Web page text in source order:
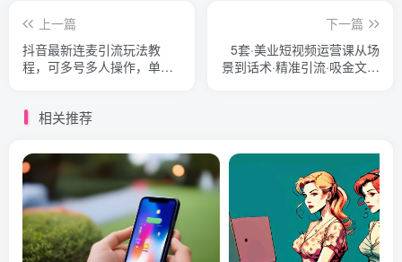
上一篇
抖音最新连麦引流玩法教
程，可多号多人操作，单日
下一篇
5套·美业短视频运营课从场
景到话术·精准引流·吸金文案
相关推荐